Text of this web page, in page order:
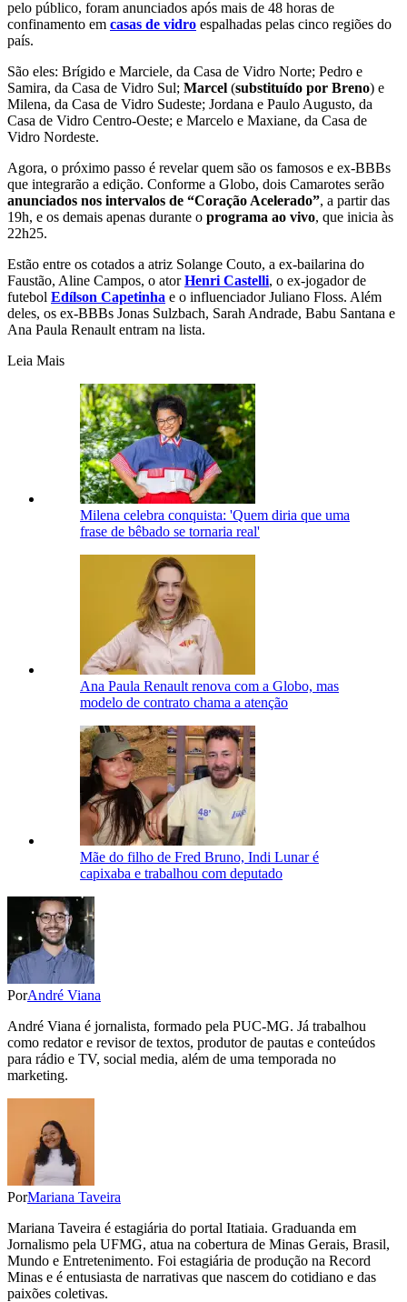
pelo público, foram anunciados após mais de 48 horas de
confinamento em casas de vidro espalhadas pelas cinco regiões do
país.
São eles: Brígido e Marciele, da Casa de Vidro Norte; Pedro e
Samira, da Casa de Vidro Sul; Marcel (substituído por Breno) e
Milena, da Casa de Vidro Sudeste; Jordana e Paulo Augusto, da
Casa de Vidro Centro-Oeste; e Marcelo e Maxiane, da Casa de
Vidro Nordeste.
Agora, o próximo passo é revelar quem são os famosos e ex-BBBs
que integrarão a edição. Conforme a Globo, dois Camarotes serão
anunciados nos intervalos de “Coração Acelerado”, a partir das
19h, e os demais apenas durante o programa ao vivo, que inicia às
22h25.
Estão entre os cotados a atriz Solange Couto, a ex-bailarina do
Faustão, Aline Campos, o atorHenri Castelli, o ex-jogador de
futebol Edílson Capetinha e o influenciador Juliano Floss. Além
deles, os ex-BBBs Jonas Sulzbach, Sarah Andrade, Babu Santana e
Ana Paula Renault entram na lista.
Leia Mais
Milena celebra conquista: 'Quem diria que uma
frase de bêbado se tornaria real'
Ana Paula Renault renova com a Globo, mas
modelo de contrato chama a atenção
Mãe do filho de Fred Bruno, Indi Lunar é
capixaba e trabalhou com deputado
PorAndré Viana
André Viana é jornalista, formado pela PUC-MG. Já trabalhou
como redator e revisor de textos, produtor de pautas e conteúdos
para rádio e TV, social media, além de uma temporada no
marketing.
PorMariana Taveira
Mariana Taveira é estagiária do portal Itatiaia. Graduanda em
Jornalismo pela UFMG, atua na cobertura de Minas Gerais, Brasil,
Mundo e Entretenimento. Foi estagiária de produção na Record
Minas e é entusiasta de narrativas que nascem do cotidiano e das
paixões coletivas.